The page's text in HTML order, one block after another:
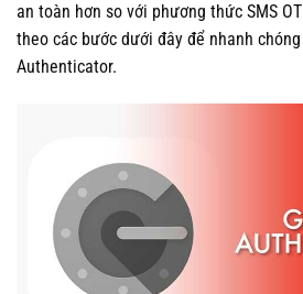
an toàn hơn so với phương thức SMS
theo các bước dưới đây để nhanh
Authenticator.